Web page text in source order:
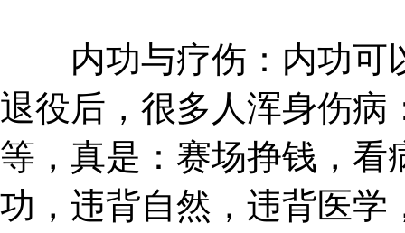
内功与疗伤：内功可
退役后，很多人浑身伤病
等，真是：赛场挣钱，看
功，违背自然，违背医学